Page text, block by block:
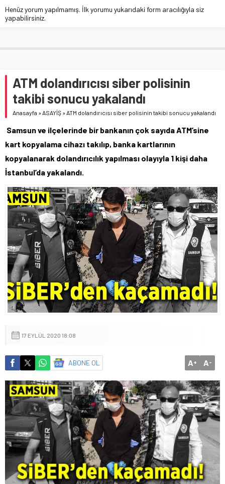
Henüz yorum yapılmamış. İlk yorumu yukarıdaki form aracılığıyla siz
yapabilirsiniz.
ATM dolandırıcısı siber polisinin
takibi sonucu yakalandı
Anasayfa » ASAYİŞ » ATM dolandırıcısı siber polisinin takibi sonucu yakalandı
Samsun ve ilçelerinde bir bankanın çok sayıda ATM’sine
kart kopyalama cihazı takılıp, banka kartlarının
kopyalanarak dolandırıcılık yapılması olayıyla 1 kişi daha
İstanbul’da yakalandı.
17 EYLÜL 2020 18:08
ABONE OL A+ A-